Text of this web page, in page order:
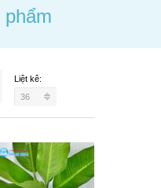
Liệt kê:
36